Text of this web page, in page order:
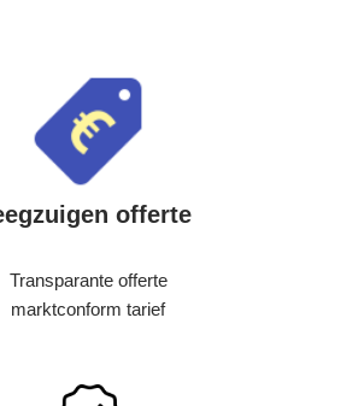
offerte
Transparante offerte
marktconform tarief